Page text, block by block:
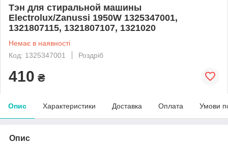
Тэн для стиральной машины
Electrolux/Zanussi 1950W 1325347001,
1321807115, 1321807107, 1321020
Немає в наявності
Код: 1325347001
Роздріб
410 ₴
Опис Характеристики Доставка Оплата Умови
Опис